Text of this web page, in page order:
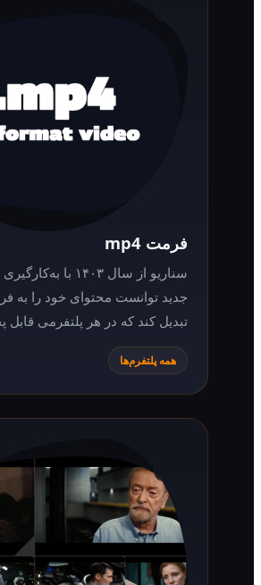
سناریو از سال ۱۴۰۳ با به‌کارگیری فناوری
جدید توانست محتوای خود را به فرمت mp4
تبدیل کند که در هر پلتفرمی قابل پخش است.
همه پلتفرم‌ها